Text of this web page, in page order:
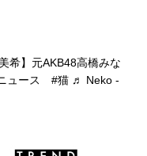
希】元AKB48高橋みな
ュース #猫 ♬ Neko -